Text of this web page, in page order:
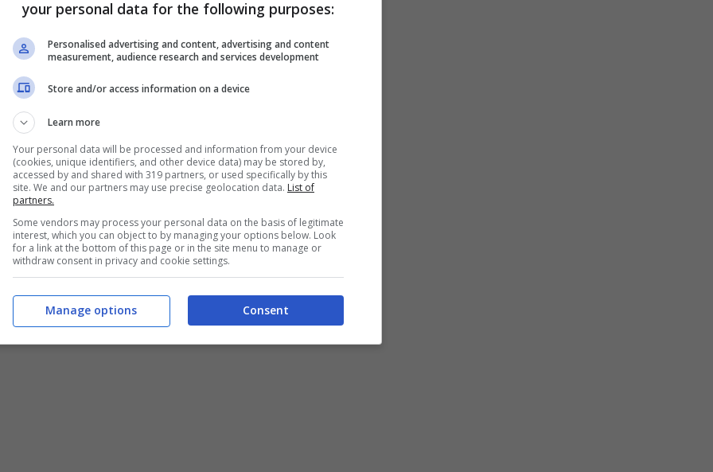
del comico è stata piuttosto
con diverse donne dello spettacolo,
1996 e, sette anni dopo,i due hanno deciso di
Angelica, secondogenita dopoOlivia, la figlia
relazione. Fiorello ha però più volte dichiarato
figlia.
your personal data for the following purposes:
Personalised advertising and content, advertising and content
measurement, audience research and services development
Store and/or access information on a device
Learn more
Your personal data will be processed and information from your device
(cookies, unique identifiers, and other device data) may be stored by,
accessed by and shared with 319 partners, or used specifically by this
site. We and our partners may use precise geolocation data. List of
partners.
Some vendors may process your personal data on the basis of legitimate
interest, which you can object to by managing your options below. Look
for a link at the bottom of this page or in the site menu to manage or
withdraw consent in privacy and cookie settings.
Consent
Manage options